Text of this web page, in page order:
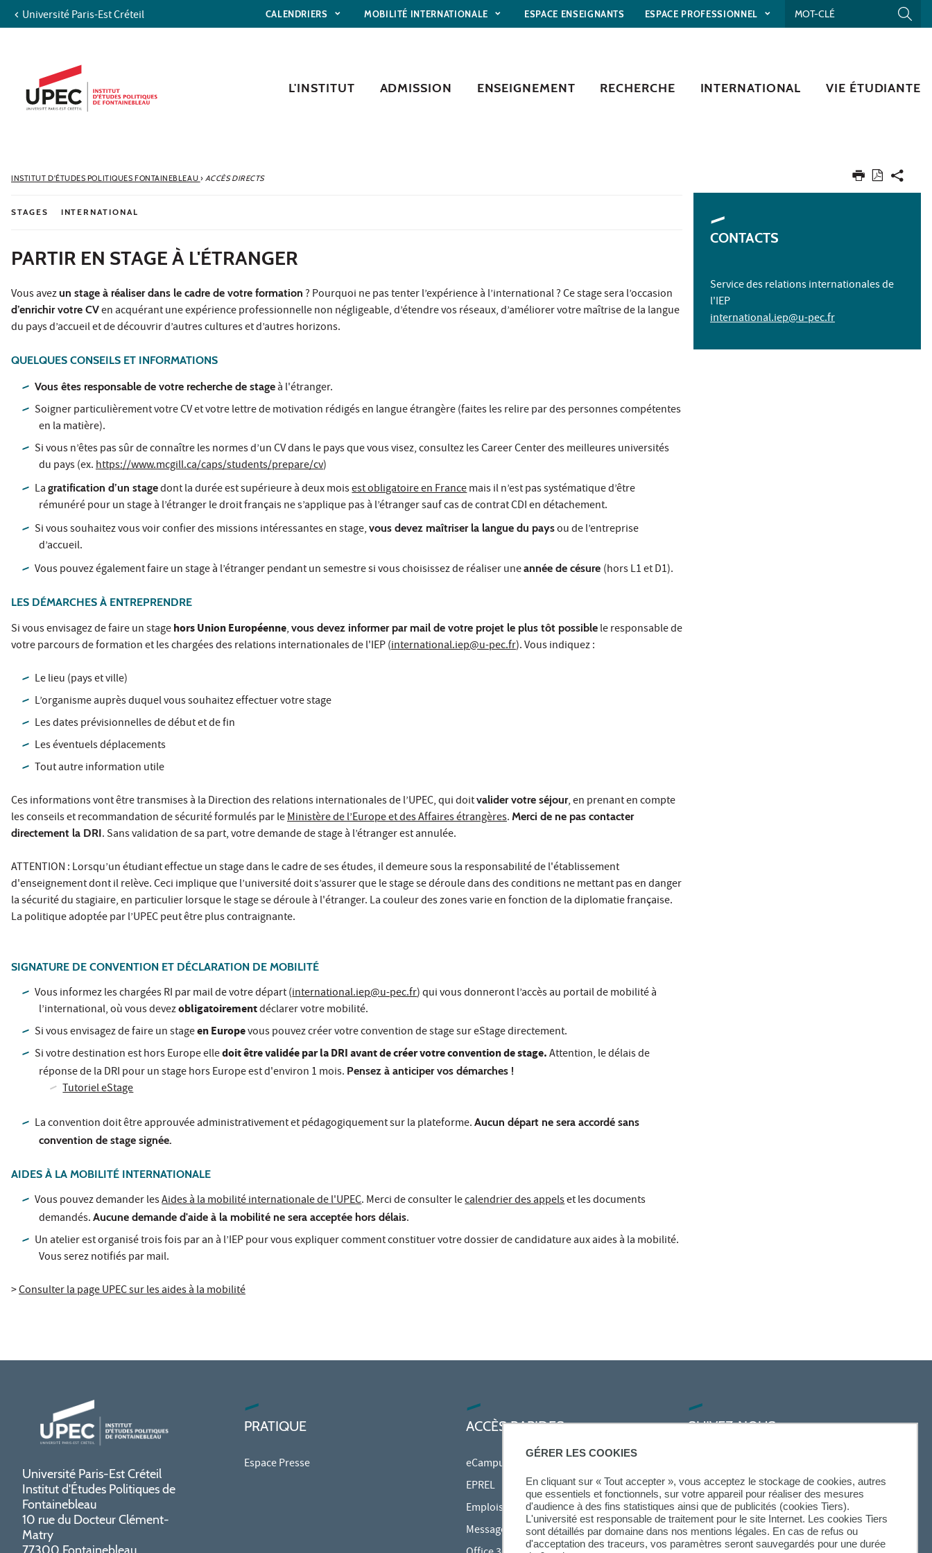
GÉRER LES COOKIES
En cliquant sur « Tout accepter », vous acceptez le stockage de cookies, autres
que essentiels et fonctionnels, sur votre appareil pour réaliser des mesures
d'audience à des fins statistiques ainsi que de publicités (cookies Tiers).
L'université est responsable de traitement pour le site Internet. Les cookies Tiers
sont détaillés par domaine dans nos mentions légales. En cas de refus ou
d'acceptation des traceurs, vos paramètres seront sauvegardés pour une durée
Aller au contenu
Recherche
Université Paris-Est Créteil CALENDRIERS MOBILITÉ INTERNATIONALE ESPACE ENSEIGNANTS ESPACE PROFESSIONNEL
L'INSTITUT ADMISSION ENSEIGNEMENT RECHERCHE INTERNATIONAL VIE ÉTUDIANTE
INSTITUT D'ÉTUDES POLITIQUES FONTAINEBLEAU › ACCÈS DIRECTS
STAGES INTERNATIONAL
PARTIR EN STAGE À L'ÉTRANGER
Vous avezun stage à réaliser dans le cadre de votre formation ? Pourquoi ne pas tenter l’expérience à l’international ? Ce stage sera l’occasion
d’enrichir votre CVen acquérant une expérience professionnelle non négligeable, d’étendre vos réseaux, d’améliorer votre maîtrise de la langue
du pays d’accueil et de découvrir d’autres cultures et d’autres horizons.
QUELQUES CONSEILS ET INFORMATIONS
Vous êtes responsable de votre recherche de stageà l'étranger.
Soigner particulièrement votre CV et votre lettre de motivation rédigés en langue étrangère (faites les relire par des personnes compétentes
en la matière).
Si vous n’êtes pas sûr de connaître les normes d’un CV dans le pays que vous visez, consultez les Career Center des meilleures universités
du pays (ex.https://www.mcgill.ca/caps/students/prepare/cv)
Lagratification d’un stagedont la durée est supérieure à deux moisest obligatoire en Francemais il n’est pas systématique d’être
rémunéré pour un stage à l’étranger le droit français ne s’applique pas à l’étranger sauf cas de contrat CDI en détachement.
Si vous souhaitez vous voir confier des missions intéressantes en stage,vous devez maîtriser la langue du paysou de l’entreprise
d’accueil.
Vous pouvez également faire un stage à l’étranger pendant un semestre si vous choisissez de réaliser uneannée de césure (hors L1 et D1).
LES DÉMARCHES À ENTREPRENDRE
Si vous envisagez de faire un stagehors Union Européenne, vous devez informer par mail de votre projet le plus tôt possible le responsable de
votre parcours de formation et les chargées des relations internationales de l'IEP (international.iep@u-pec.fr). Vous indiquez :
Le lieu (pays et ville)
L’organisme auprès duquel vous souhaitez effectuer votre stage
Les dates prévisionnelles de début et de fin
Les éventuels déplacements
Tout autre information utile
Ces informations vont être transmises à la Direction des relations internationales de l’UPEC, qui doitvalider votre séjour, en prenant en compte
les conseils et recommandation de sécurité formulés par leMinistère de l’Europe et des Affaires étrangères. Merci de ne pas contacter
directement la DRI. Sans validation de sa part, votre demande de stage à l’étranger est annulée.
ATTENTION : Lorsqu’un étudiant effectue un stage dans le cadre de ses études, il demeure sous la responsabilité de l'établissement
d'enseignement dont il relève. Ceci implique que l’université doit s’assurer que le stage se déroule dans des conditions ne mettant pas en danger
la sécurité du stagiaire, en particulier lorsque le stage se déroule à l'étranger. La couleur des zones varie en fonction de la diplomatie française.
La politique adoptée par l’UPEC peut être plus contraignante.
SIGNATURE DE CONVENTION ET DÉCLARATION DE MOBILITÉ
Vous informez les chargées RI par mail de votre départ (international.iep@u-pec.fr) qui vous donneront l’accès au portail de mobilité à
l’international, où vous devezobligatoirementdéclarer votre mobilité.
Si vous envisagez de faire un stageen Europevous pouvez créer votre convention de stage sur eStage directement.
Si votre destination est hors Europe elledoit être validée par la DRI avant de créer votre convention de stage.Attention, le délais de
réponse de la DRI pour un stage hors Europe est d'environ 1 mois. Pensez à anticiper vos démarches !
Tutoriel eStage
La convention doit être approuvée administrativement et pédagogiquement sur la plateforme.Aucun départ ne sera accordé sans
convention de stage signée.
AIDES À LA MOBILITÉ INTERNATIONALE
Vous pouvez demander lesAides à la mobilité internationale de l'UPEC. Merci de consulter lecalendrier des appelset les documents
demandés. Aucune demande d'aide à la mobilité ne sera acceptée hors délais.
Un atelier est organisé trois fois par an à l’IEP pour vous expliquer comment constituer votre dossier de candidature aux aides à la mobilité.
Vous serez notifiés par mail.
>Consulter la page UPEC sur les aides à la mobilité
CONTACTS
Service des relations internationales de
l'IEP
international.iep@u-pec.fr
Université Paris-Est Créteil
Institut d'Études Politiques de
Fontainebleau
10 rue du Docteur Clément-
Matry
77300 Fontainebleau
PRATIQUE
Espace Presse
ACCÈS RAPIDES
eCampus
EPREL
Emplois du temps en ligne (ADE)
Messagerie étudiante
SUIVEZ-NOUS